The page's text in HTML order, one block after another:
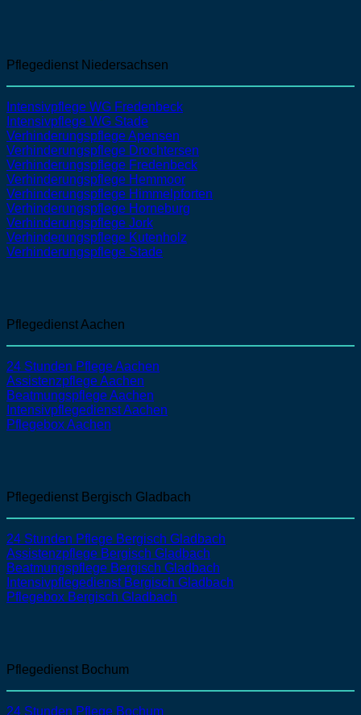
Pflegedienst Niedersachsen
Intensivpflege WG Fredenbeck
Intensivpflege WG Stade
Verhinderungspflege Apensen
Verhinderungspflege Drochtersen
Verhinderungspflege Fredenbeck
Verhinderungspflege Hemmoor
Verhinderungspflege Himmelpforten
Verhinderungspflege Horneburg
Verhinderungspflege Jork
Verhinderungspflege Kutenholz
Verhinderungspflege Stade
Pflegedienst Aachen
24 Stunden Pflege Aachen
AssistenzpflegeAachen
BeatmungspflegeAachen
IntensivpflegedienstAachen
Pflegebox Aachen
Pflegedienst Bergisch Gladbach
24 Stunden Pflege Bergisch Gladbach
Assistenzpflege Bergisch Gladbach
Beatmungspflege Bergisch Gladbach
Intensivpflegedienst Bergisch Gladbach
Pflegebox Bergisch Gladbach
Pflegedienst Bochum
24 Stunden Pflege Bochum